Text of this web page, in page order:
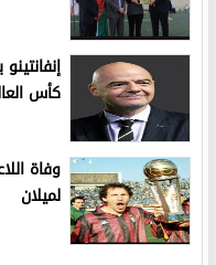
كأس
وفاة
لميلان